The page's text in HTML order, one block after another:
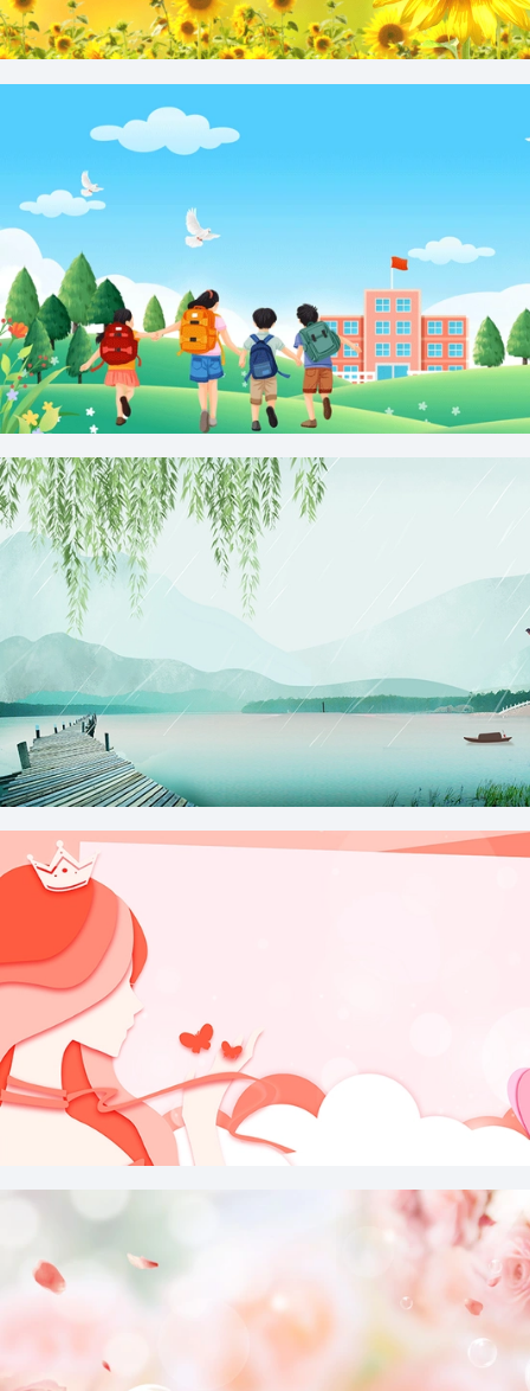
新生报到开学典礼欢迎新同学卡通校园背景
清明雨柳条燕子风景渡头摄影图合成背景
小清新简约三八女神节女性剪纸边框背景